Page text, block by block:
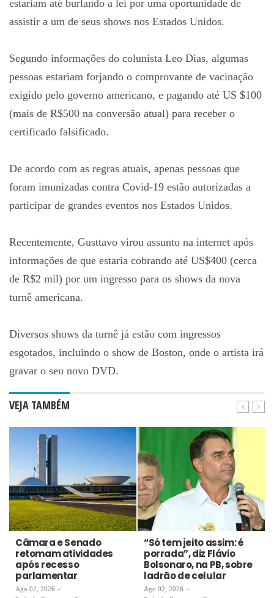
estariam até burlando a lei por uma oportunidade de
assistir a um de seus shows nos Estados Unidos.
Segundo informações do colunista Leo Dias, algumas
pessoas estariam forjando o comprovante de vacinação
exigido pelo governo americano, e pagando até US $100
(mais de R$500 na conversão atual) para receber o
certificado falsificado.
De acordo com as regras atuais, apenas pessoas que
foram imunizadas contra Covid-19 estão autorizadas a
participar de grandes eventos nos Estados Unidos.
Recentemente, Gusttavo virou assunto na internet após
informações de que estaria cobrando até US$400 (cerca
de R$2 mil) por um ingresso para os shows da nova
turnê americana.
Diversos shows da turnê já estão com ingressos
esgotados, incluindo o show de Boston, onde o artista irá
gravar o seu novo DVD.
VEJA TAMBÉM
Câmara e Senado
retomam atividades
após recesso
parlamentar
Ago 02, 2026 -
“Só tem jeito assim: é
porrada”, diz Flávio
Bolsonaro, na PB, sobre
ladrão de celular
Ago 02, 2026 -